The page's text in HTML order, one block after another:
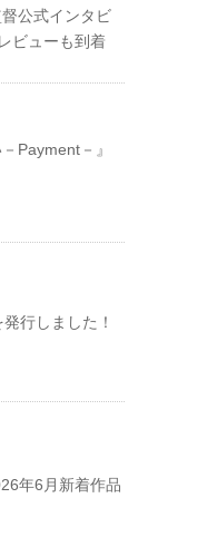
公式インタビ
ビューも到着
Payment－』
行しました！
年6月新着作品